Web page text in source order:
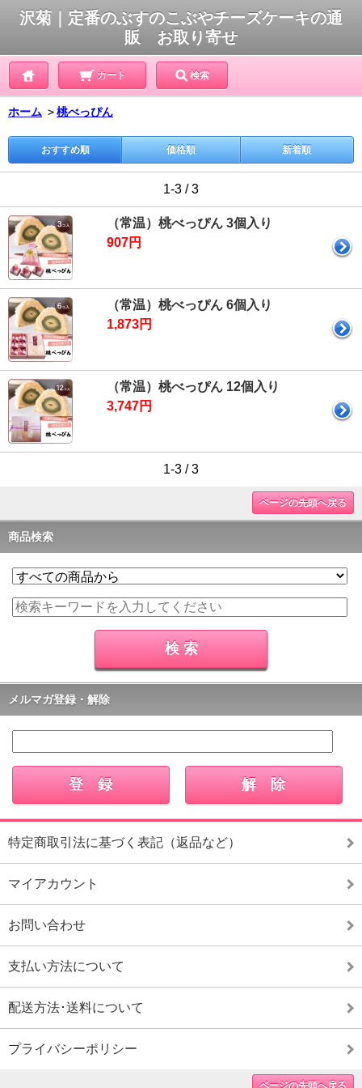
沢菊｜定番のぶすのこぶやチーズケーキの通
販 お取り寄せ
カート 検索
ホーム ＞桃べっぴん
おすすめ順 価格順 新着順
1-3 / 3
（常温）桃べっぴん 3個入り
907円
（常温）桃べっぴん 6個入り
1,873円
（常温）桃べっぴん 12個入り
3,747円
1-3 / 3
ページの先頭へ戻る
商品検索
メルマガ登録・解除
特定商取引法に基づく表記（返品など）
マイアカウント
お問い合わせ
支払い方法について
配送方法･送料について
プライバシーポリシー
ページの先頭へ戻る